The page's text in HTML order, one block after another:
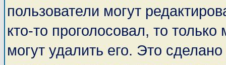
пользователи могут
кто-то проголосовал, то
могут удалить его. Это